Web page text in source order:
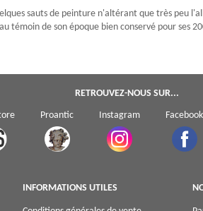
sauts de peinture n'altérant que très peu
témoin de son époque bien conservé pour ses
RETROUVEZ-NOUS SUR...
Proantic Instagram Facebook
INFORMATIONS UTILES